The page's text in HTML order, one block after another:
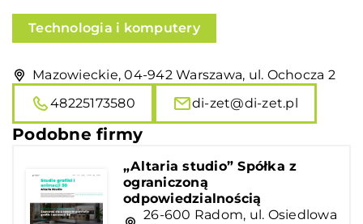
Technologia i komputery
Mazowieckie, 04-942 Warszawa, ul. Ochocza 2
48225173580
di-zet@di-zet.pl
Podobne firmy
„Altaria studio” Spółka z
ograniczoną
odpowiedzialnością
26-600 Radom, ul. Osiedlowa